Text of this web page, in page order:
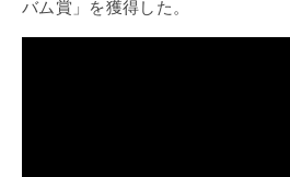
バム賞」を獲得した。